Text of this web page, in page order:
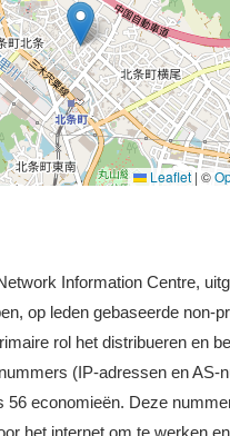
Leaflet | ©
Information Centre,
op leden gebaseerde non-
rol het distribueren en
(IP-adressen en AS-
56 economieën. Deze
het internet om te werken